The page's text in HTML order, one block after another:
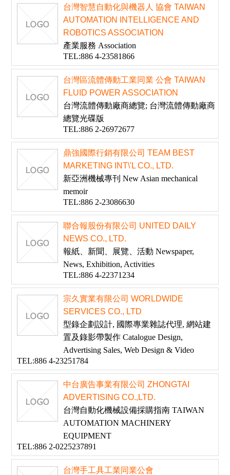
台灣智慧自動化與機器人 協會 TAIWAN
AUTOMATION INTELLIGENCE AND
ROBOTICS ASSOCIATION
產業服務 Association
TEL:886 4-23581866
台灣區流體傳動工業同業 公會 TAIWAN
FLUID POWER ASSOCIATION
台灣流體傳動廠商總覽; 台灣流體傳動廠商
總覽光碟版
TEL:886 2-26972677
鼎強國際行銷有限公司 TEAM BEST
MARKETING INT\'L CO., LTD.
新亞洲機械專刊 New Asian mechanical
memoir
TEL:886 2-23086630
聯合報股份有限公司 UNITED DAILY
NEWS CO., LTD.
報紙、新聞、展覽、活動 Newspaper,
News, Exhibition, Activities
TEL:886 4-22371234
宗久實業有限公司 WORLDWIDE
SERVICES CO., LTD
型錄企劃設計, 國際專業雜誌代理, 網站建
置及錄影帶製作 Catalogue Design,
Advertising Sales, Web Design & Video
TEL:886 4-23251784
中台廣告事業有限公司 ZHONGTAI
ADVERTISING CO.,LTD.
台灣自動化機械設備採購指南 TAIWAN
AUTOMATION MACHINERY
EQUIPMENT
TEL:886 2-0225237891
台灣手工具工業同業公會